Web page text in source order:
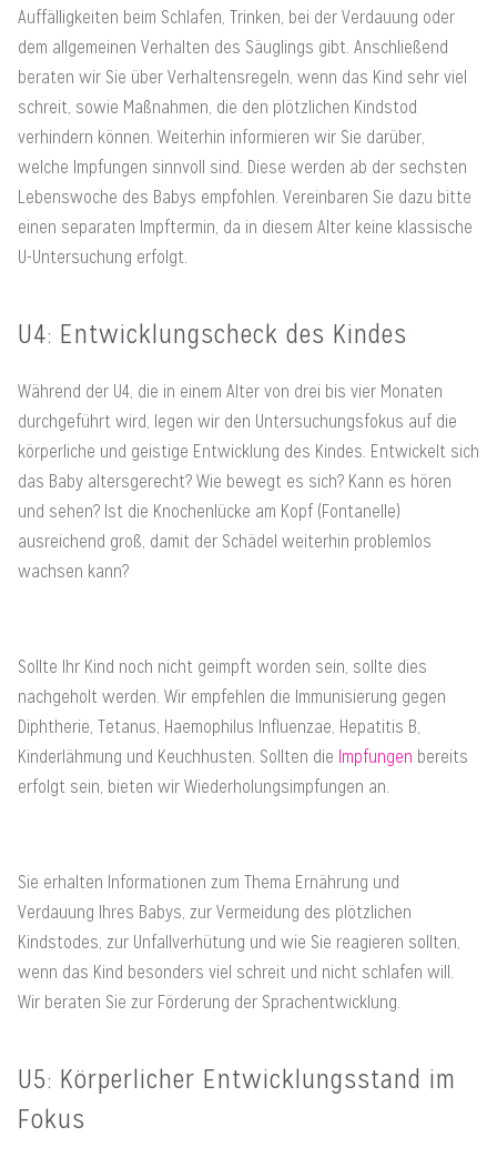
Auffälligkeiten beim Schlafen, Trinken, bei der Verdauung oder
dem allgemeinen Verhalten des Säuglings gibt. Anschließend
beraten wir Sie über Verhaltensregeln, wenn das Kind sehr viel
schreit, sowie Maßnahmen, die den plötzlichen Kindstod
verhindern können. Weiterhin informieren wir Sie darüber,
welche Impfungen sinnvoll sind. Diese werden ab der sechsten
Lebenswoche des Babys empfohlen. Vereinbaren Sie dazu bitte
einen separaten Impftermin, da in diesem Alter keine klassische
U-Untersuchung erfolgt.
U4: Entwicklungscheck des Kindes
Während der U4, die in einem Alter von drei bis vier Monaten
durchgeführt wird, legen wir den Untersuchungsfokus auf die
körperliche und geistige Entwicklung des Kindes. Entwickelt sich
das Baby altersgerecht? Wie bewegt es sich? Kann es hören
und sehen? Ist die Knochenlücke am Kopf (Fontanelle)
ausreichend groß, damit der Schädel weiterhin problemlos
wachsen kann?
Sollte Ihr Kind noch nicht geimpft worden sein, sollte dies
nachgeholt werden. Wir empfehlen die Immunisierung gegen
Diphtherie, Tetanus, Haemophilus Influenzae, Hepatitis B,
Kinderlähmung und Keuchhusten. Sollten die Impfungen bereits
erfolgt sein, bieten wir Wiederholungsimpfungen an.
Sie erhalten Informationen zum Thema Ernährung und
Verdauung Ihres Babys, zur Vermeidung des plötzlichen
Kindstodes, zur Unfallverhütung und wie Sie reagieren sollten,
wenn das Kind besonders viel schreit und nicht schlafen will.
Wir beraten Sie zur Förderung der Sprachentwicklung.
U5: Körperlicher Entwicklungsstand im
Fokus